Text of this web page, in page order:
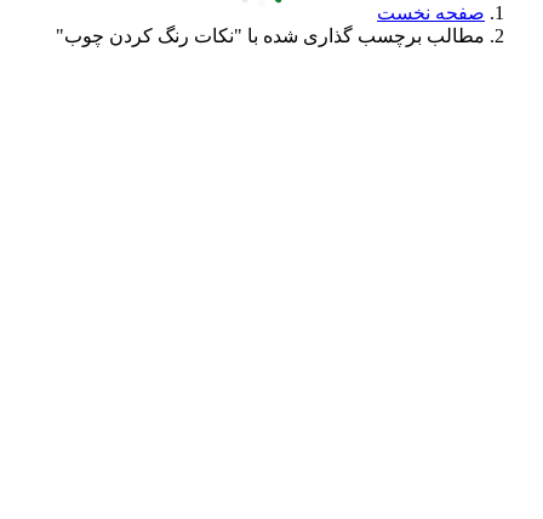
صفحه نخست
مطالب برچسب گذاری شده با "نکات رنگ کردن چوب"